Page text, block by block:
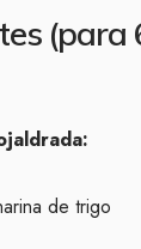
(para
de trigo